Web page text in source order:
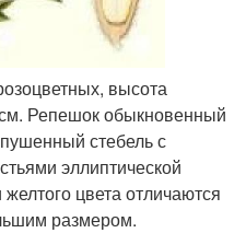
высота
см. Репешок обыкновенный
стебель с
эллиптической
цвета отличаются
размером.